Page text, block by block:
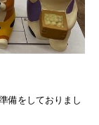
備をしておりまし